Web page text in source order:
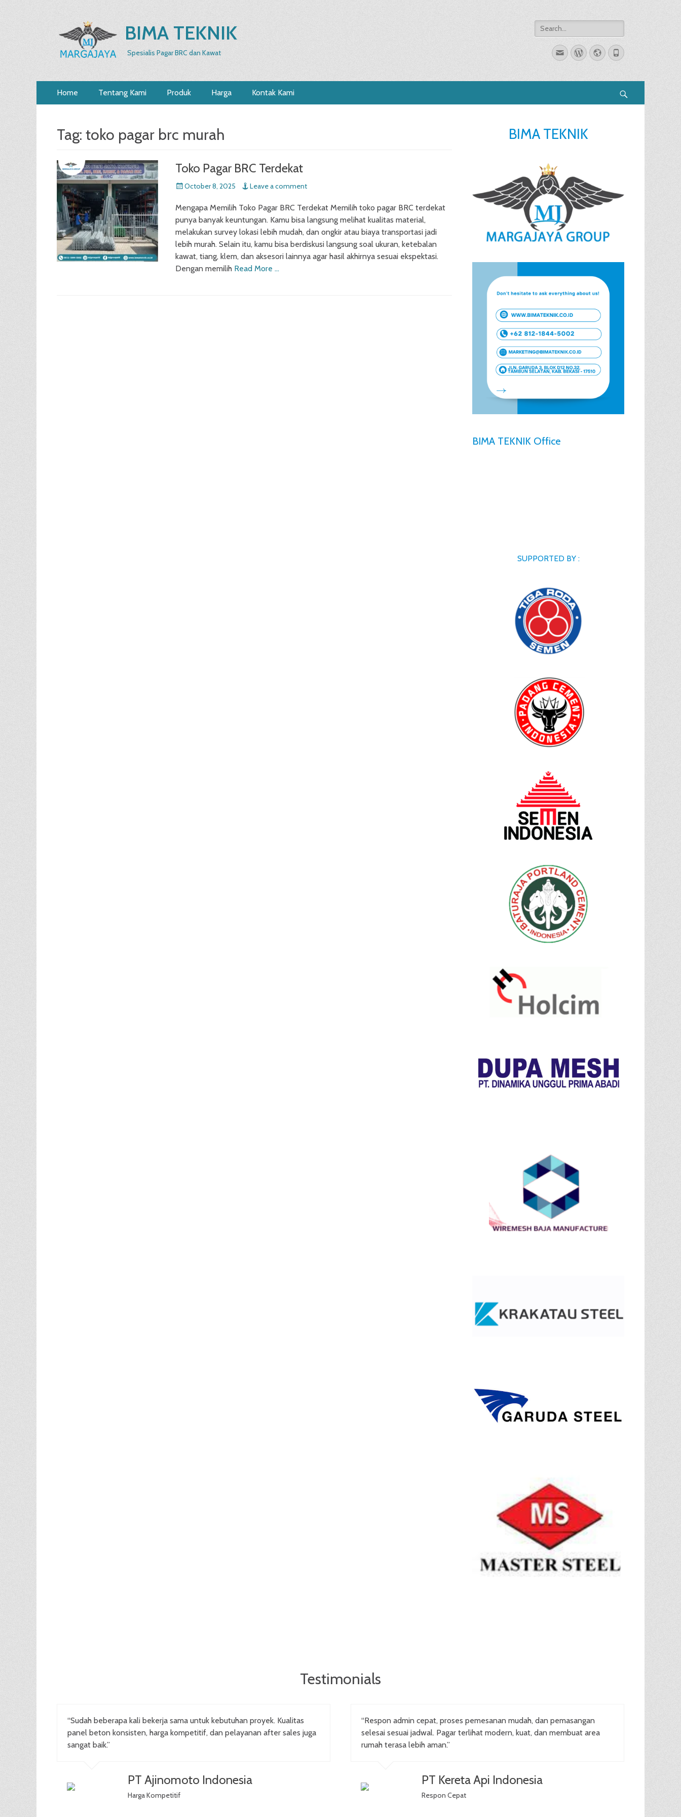
BIMA TEKNIK
Spesialis Pagar BRC dan Kawat
Search
for:
EmailWordPress
WebsitePhone
Primary
Menu
Home Tentang Kami Produk Harga Kontak Kami
Tag: toko pagar brc murah
Toko Pagar BRC Terdekat
Posted
October 8, 2025 Leave a comment
Mengapa Memilih Toko Pagar BRC Terdekat Memilih toko pagar BRC terdekat
punya banyak keuntungan. Kamu bisa langsung melihat kualitas material,
melakukan survey lokasi lebih mudah, dan ongkir atau biaya transportasi jadi
lebih murah. Selain itu, kamu bisa berdiskusi langsung soal ukuran, ketebalan
kawat, tiang, klem, dan aksesori lainnya agar hasil akhirnya sesuai ekspektasi.
Dengan memilih Read More …
BIMA TEKNIK
BIMA TEKNIK Office
SUPPORTED BY :
Testimonials
“Sudah beberapa kali bekerja sama untuk kebutuhan proyek. Kualitas
panel beton konsisten, harga kompetitif, dan pelayanan after sales juga
sangat baik.”
PT Ajinomoto Indonesia
Harga Kompetitif
“Respon admin cepat, proses pemesanan mudah, dan pemasangan
selesai sesuai jadwal. Pagar terlihat modern, kuat, dan membuat area
rumah terasa lebih aman.”
PT Kereta Api Indonesia
Respon Cepat